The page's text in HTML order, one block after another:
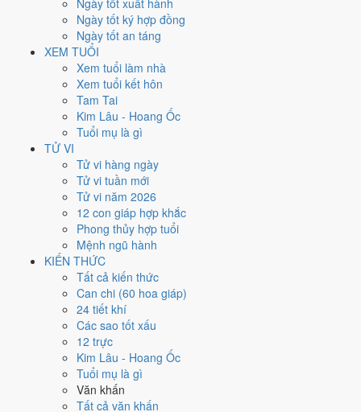
Ngày tốt ký hợp đồng
Ngày tốt an táng
XEM TUỔI
Xem tuổi làm nhà
Xem tuổi kết hôn
Tam Tai
Kim Lâu - Hoang Ốc
Tuổi mụ là gì
TỬ VI
Tử vi hàng ngày
Tử vi tuần mới
Tử vi năm 2026
12 con giáp hợp khắc
Phong thủy hợp tuổi
Mệnh ngũ hành
KIẾN THỨC
Tất cả kiến thức
Can chi (60 hoa giáp)
24 tiết khí
Các sao tốt xấu
12 trực
Kim Lâu - Hoang Ốc
Tuổi mụ là gì
Văn khấn
Tất cả văn khấn
Tiết Lập Đông
Nhâm Tý
Quý Sửu
Ngày Mậu Thân có TrựcThâu(ngày thu hoạch, tích trữ) nhưng gặp
Thiên Hình hắc đạo. Điểm trung bình 7 việc chính chỉ
Ngày Hung, cần thận trọng với các quyết định lớn khó đảo
Tý, Thìn, Tỵhợp ngày; tuổi
Ngày 8/11/1973 tốt hay xấu cho
việc gì?
Ngày 8/11/1973 đạt4.1/10
Mở kho - xuất hàng (8/10), thấp nhất là
Trực Thâu (ngày thu hoạch, tích trữ) nhưng gặp Sao Thiên Hình hắc
đạo nên điểm từng việc chênh nhau như bảng dưới.